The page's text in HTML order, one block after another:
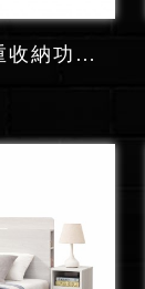
北歐經典造型 多重收納功能系列 單人床 F122